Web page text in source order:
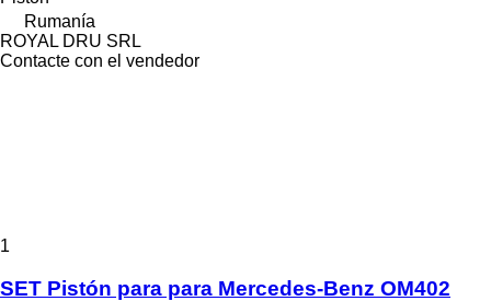
Rumanía
ROYAL DRU SRL
Contacte con el vendedor
1
SET Pistón para para Mercedes-Benz OM402